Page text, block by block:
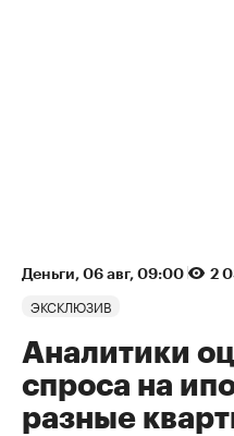
Деньги⁠, 06 авг, 09:00 2
ЭКСКЛЮЗИВ
Аналитики
спроса на
разные